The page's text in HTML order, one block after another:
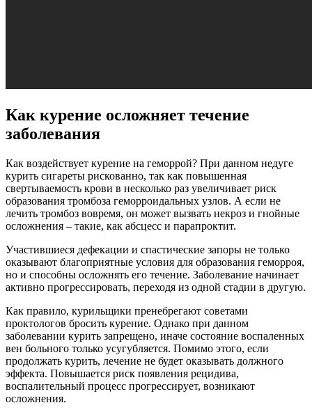
Как курение осложняет течение
заболевания
Как воздействует курение на геморрой? При данном недуге
курить сигареты рискованно, так как повышенная
свертываемость крови в несколько раз увеличивает риск
образования тромбоза геморроидальных узлов. А если не
лечить тромбоз вовремя, он может вызвать некроз и гнойные
осложнения – такие, как абсцесс и парапроктит.
Участившиеся дефекации и спастические запоры не только
оказывают благоприятные условия для образования геморроя,
но и способны осложнять его течение. Заболевание начинает
активно прогрессировать, переходя из одной стадии в другую.
Как правило, курильщики пренебрегают советами
проктологов бросить курение. Однако при данном
заболевании курить запрещено, иначе состояние воспаленных
вен больного только усугубляется. Помимо этого, если
продолжать курить, лечение не будет оказывать должного
эффекта. Повышается риск появления рецидива,
воспалительный процесс прогрессирует, возникают
осложнения.